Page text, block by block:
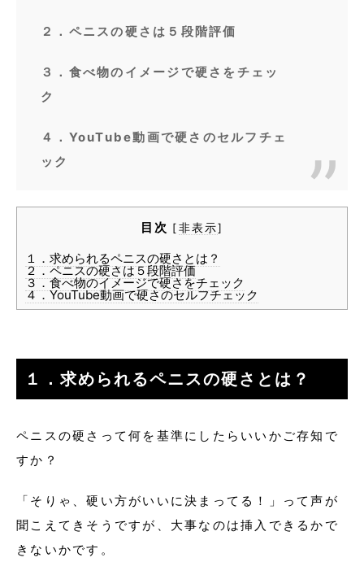
２．ペニスの硬さは５段階評価
３．食べ物のイメージで硬さをチェッ
ク
４．YouTube動画で硬さのセルフチェ
ック
目次 [非表示]
１．求められるペニスの硬さとは？
２．ペニスの硬さは５段階評価
３．食べ物のイメージで硬さをチェック
４．YouTube動画で硬さのセルフチェック
１．求められるペニスの硬さとは？
ペニスの硬さって何を基準にしたらいいかご存知で
すか？
「そりゃ、硬い方がいいに決まってる！」って声が
聞こえてきそうですが、大事なのは挿入できるかで
きないかです。